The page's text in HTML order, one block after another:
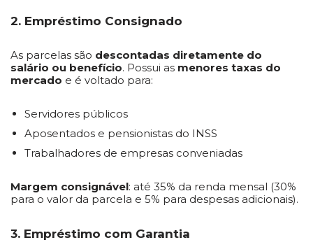
2. Empréstimo Consignado
As parcelas são descontadas diretamente do
salário ou benefício. Possui as menores taxas do
mercado e é voltado para:
Servidores públicos
Aposentados e pensionistas do INSS
Trabalhadores de empresas conveniadas
Margem consignável: até 35% da renda mensal (30%
para o valor da parcela e 5% para despesas adicionais).
3. Empréstimo com Garantia